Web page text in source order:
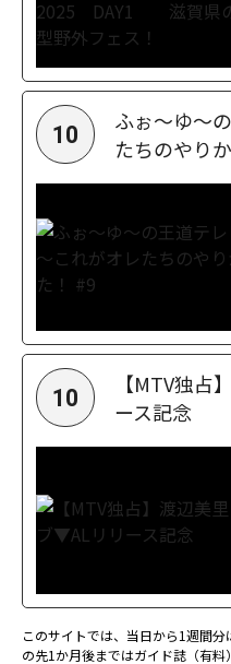
10
ふぉ～ゆ～
たちのやり
10
【MTV独
ース記念
このサイトでは、当日から1週間
の先1か月後まではガイド誌（有